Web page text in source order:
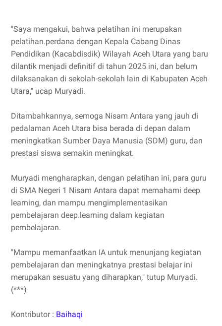
"Saya mengakui, bahwa pelatihan ini merupakan
pelatihan.perdana dengan Kepala Cabang Dinas
Pendidikan (Kacabdisdik) Wilayah Aceh Utara yang baru
dilantik menjadi definitif di tahun 2025 ini, dan belum
dilaksanakan di sekolah-sekolah lain di Kabupaten Aceh
Utara," ucap Muryadi.
Ditambahkannya, semoga Nisam Antara yang jauh di
pedalaman Aceh Utara bisa berada di depan dalam
meningkatkan Sumber Daya Manusia (SDM) guru, dan
prestasi siswa semakin meningkat.
Muryadi mengharapkan, dengan pelatihan ini, para guru
di SMA Negeri 1 Nisam Antara dapat memahami deep
learning, dan mampu mengimplementasikan
pembelajaran deep.learning dalam kegiatan
pembelajaran.
"Mampu memanfaatkan IA untuk menunjang kegiatan
pembelajaran dan meningkatnya prestasi belajar ini
merupakan sesuatu yang diharapkan," tutup Muryadi.
(***)
Kontributor : Baihaqi